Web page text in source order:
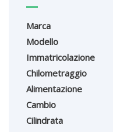
Marca
Modello
Immatricolazione
Chilometraggio
Alimentazione
Cambio
Cilindrata